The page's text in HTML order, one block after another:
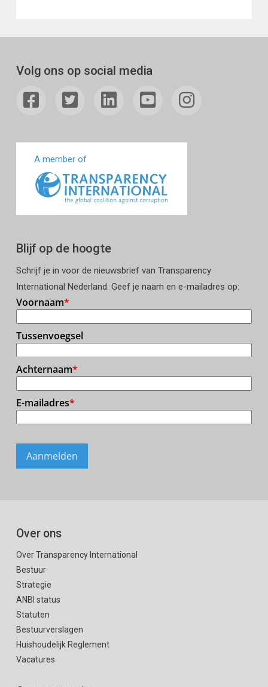
Volg ons op social media
A member of
Blijf op de hoogte
Schrijf je in voor de nieuwsbrief van Transparency
International Nederland. Geef je naam en e-mailadres op:
Over ons
Over Transparency International
Bestuur
Strategie
ANBI status
Statuten
Bestuurverslagen
Huishoudelijk Reglement
Vacatures